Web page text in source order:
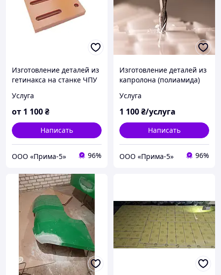
Изготовление деталей из
гетинакса на станке ЧПУ
Услуга
от 1 100₴
Написать
ООО «Прима-5» 96%
Изготовление деталей из
капролона (полиамида)
Услуга
1 100₴/услуга
Написать
ООО «Прима-5» 96%